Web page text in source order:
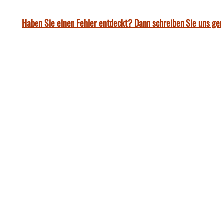
Haben Sie einen Fehler entdeckt? Dann schreiben Sie uns